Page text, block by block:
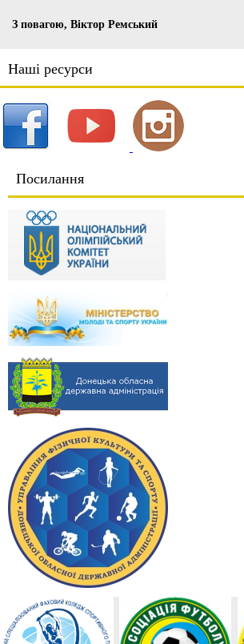
З повагою, Віктор Ремський
Наші ресурси
Посилання